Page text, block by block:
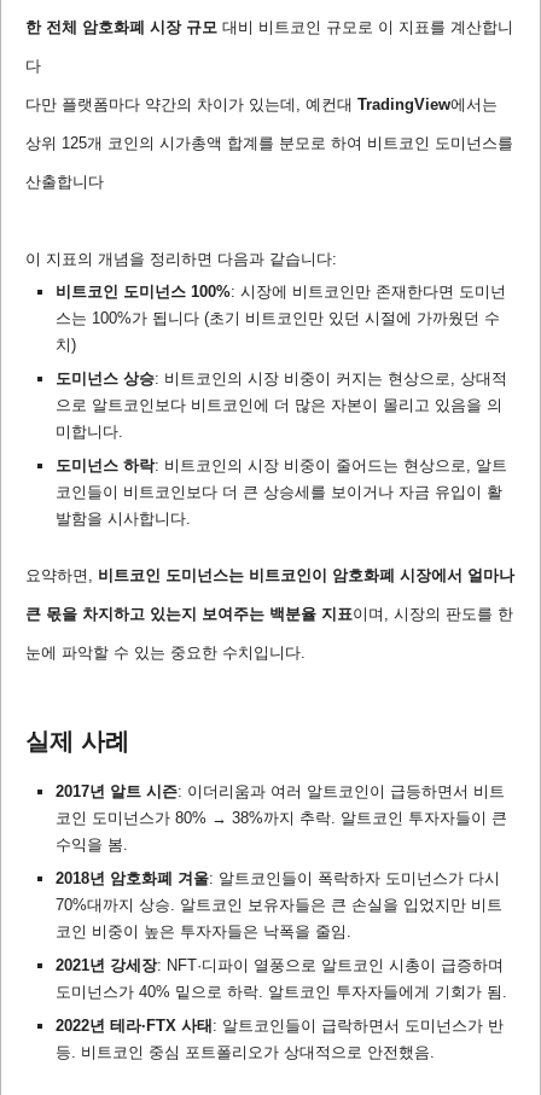
한 전체 암호화폐 시장 규모 대비 비트코인 규모로 이 지표를 계산합니
다
다만 플랫폼마다 약간의 차이가 있는데, 예컨대 TradingView에서는
상위 125개 코인의 시가총액 합계를 분모로 하여 비트코인 도미넌스를
산출합니다
이 지표의 개념을 정리하면 다음과 같습니다:
비트코인 도미넌스 100%: 시장에 비트코인만 존재한다면 도미넌
스는 100%가 됩니다 (초기 비트코인만 있던 시절에 가까웠던 수
치)
도미넌스 상승: 비트코인의 시장 비중이 커지는 현상으로, 상대적
으로 알트코인보다 비트코인에 더 많은 자본이 몰리고 있음을 의
미합니다.
도미넌스 하락: 비트코인의 시장 비중이 줄어드는 현상으로, 알트
코인들이 비트코인보다 더 큰 상승세를 보이거나 자금 유입이 활
발함을 시사합니다.
요약하면, 비트코인 도미넌스는 비트코인이 암호화폐 시장에서 얼마나
큰 몫을 차지하고 있는지 보여주는 백분율 지표이며, 시장의 판도를 한
눈에 파악할 수 있는 중요한 수치입니다.
실제 사례
2017년 알트 시즌: 이더리움과 여러 알트코인이 급등하면서 비트
코인 도미넌스가 80% → 38%까지 추락. 알트코인 투자자들이 큰
수익을 봄.
2018년 암호화폐 겨울: 알트코인들이 폭락하자 도미넌스가 다시
70%대까지 상승. 알트코인 보유자들은 큰 손실을 입었지만 비트
코인 비중이 높은 투자자들은 낙폭을 줄임.
2021년 강세장: NFT·디파이 열풍으로 알트코인 시총이 급증하며
도미넌스가 40% 밑으로 하락. 알트코인 투자자들에게 기회가 됨.
2022년 테라·FTX 사태 : 알트코인들이 급락하면서 도미넌스가 반
등. 비트코인 중심 포트폴리오가 상대적으로 안전했음.